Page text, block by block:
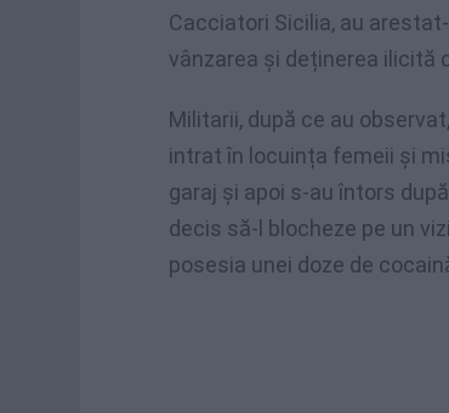
Cacciatori Sicilia, au
vânzarea și deținerea ilicită
Militarii, după ce au
intrat în locuința femeii și
garaj și apoi s-au întors
decis să-l blocheze pe un
posesia unei doze de